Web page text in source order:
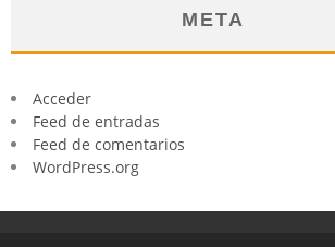
META
Acceder
Feed de entradas
Feed de comentarios
WordPress.org